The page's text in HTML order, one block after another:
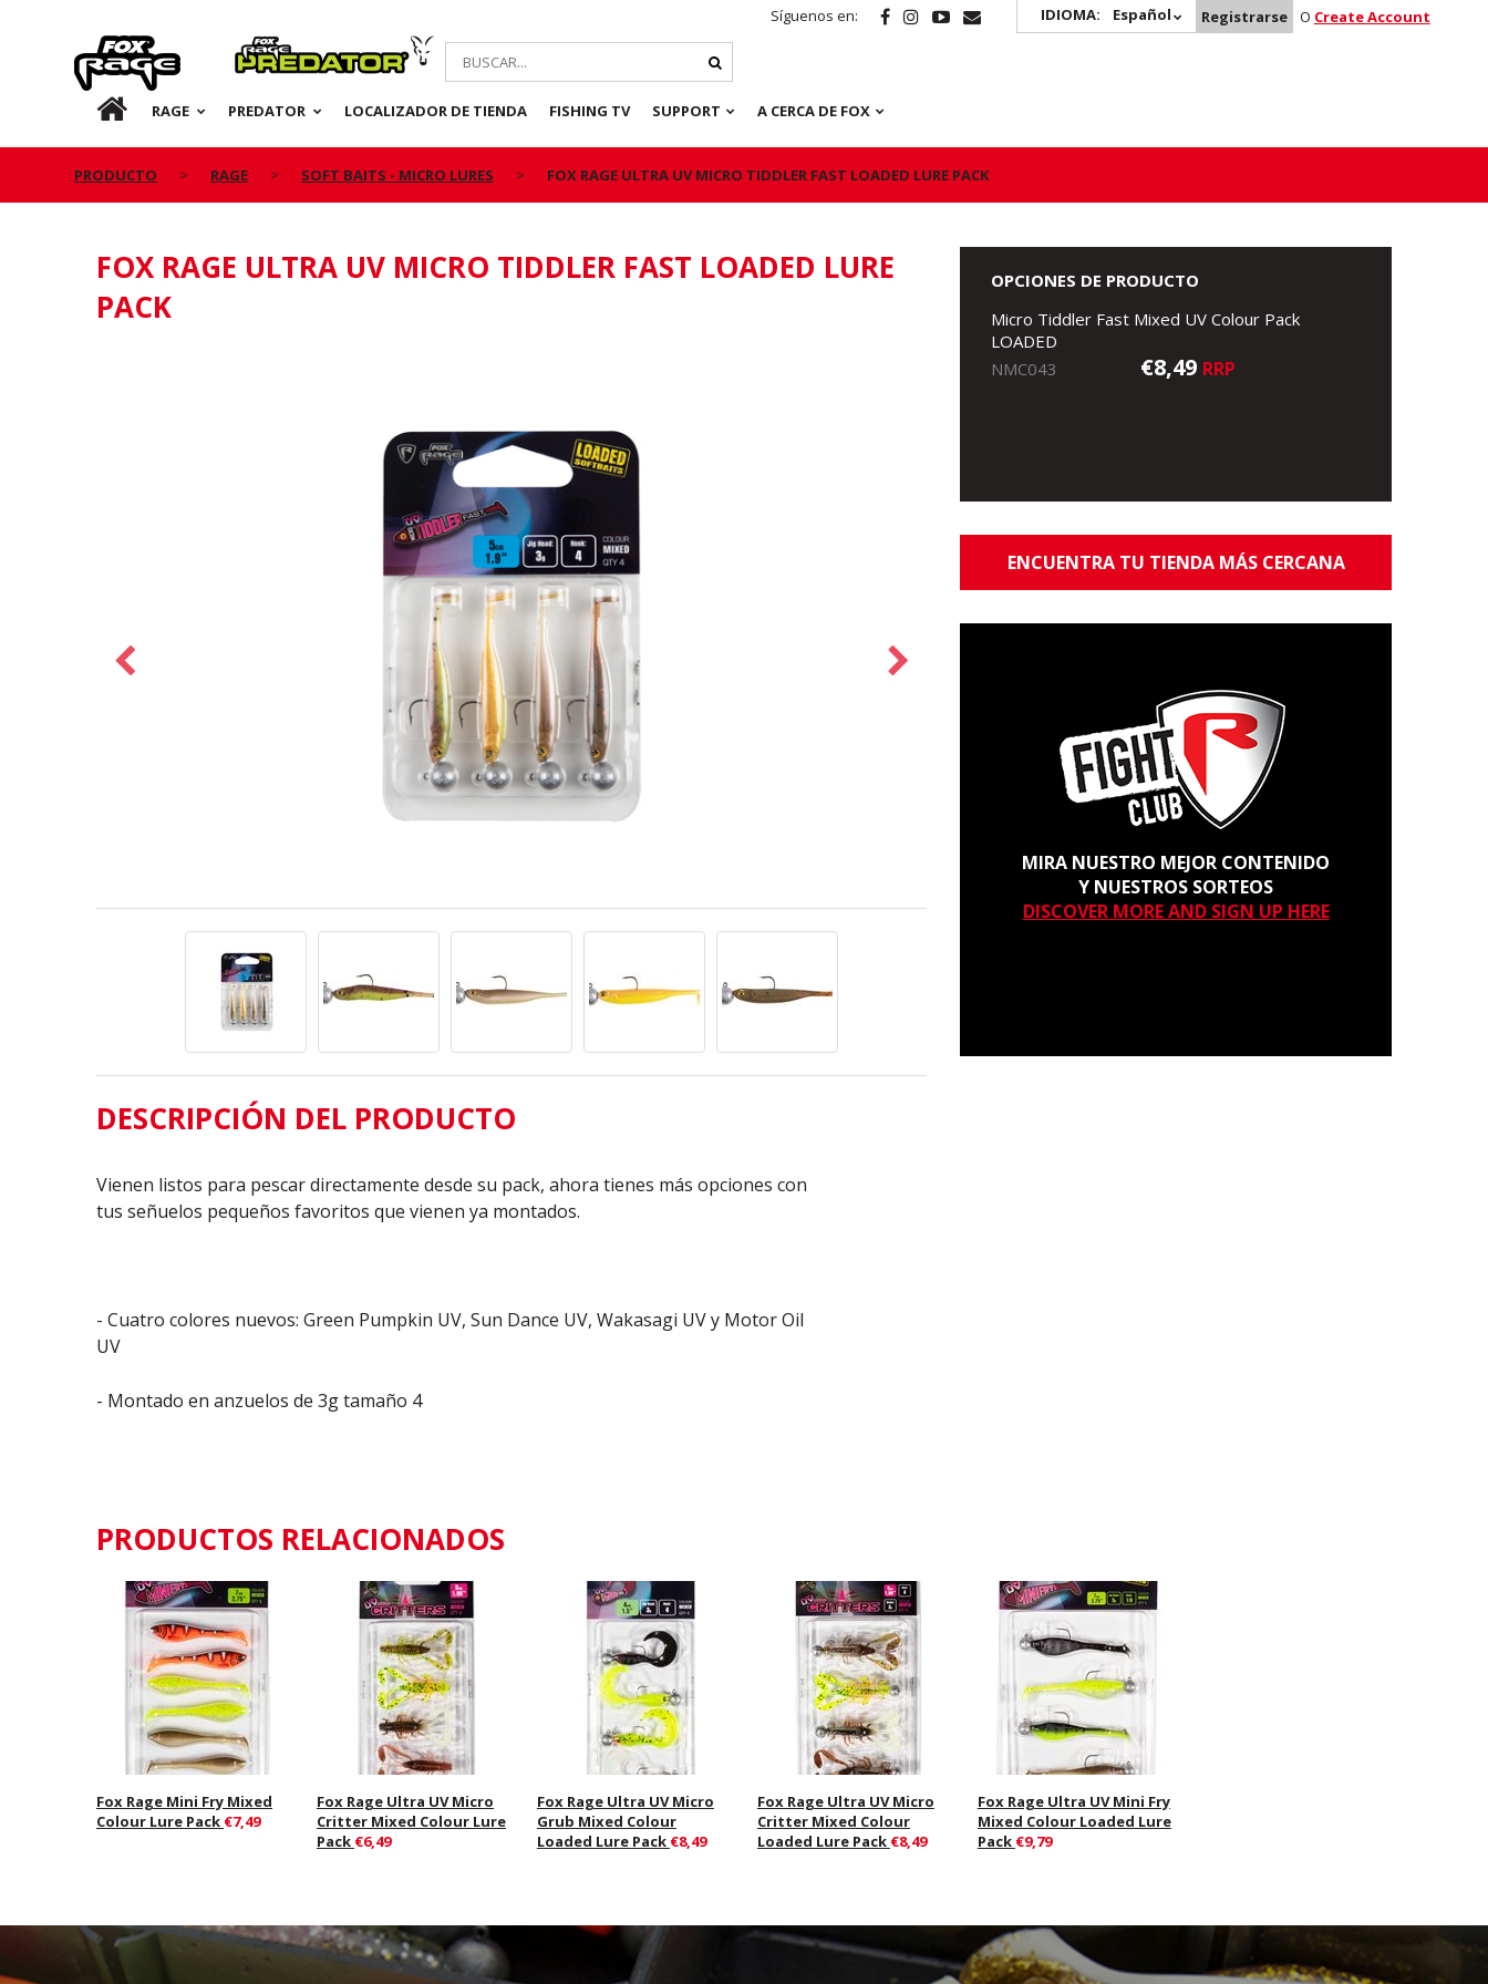
Síguenos en: IDIOMA: Español Registrarse O Create Account
Rage Predator
ES RAGE PREDATOR LOCALIZADOR DE TIENDA FISHING TV SUPPORT A CERCA DE FOX
PRODUCTO RAGE SOFT BAITS - MICRO LURES FOX RAGE ULTRA UV MICRO TIDDLER FAST LOADED LURE PACK
FOX RAGE ULTRA UV MICRO TIDDLER FAST LOADED LURE
PACK
DESCRIPCIÓN DEL PRODUCTO
Vienen listos para pescar directamente desde su pack, ahora tienes más opciones con
tus señuelos pequeños favoritos que vienen ya montados.
- Cuatro colores nuevos: Green Pumpkin UV, Sun Dance UV, Wakasagi UV y Motor Oil
UV
- Montado en anzuelos de 3g tamaño 4
OPCIONES DE PRODUCTO
Micro Tiddler Fast Mixed UV Colour Pack
LOADED
NMC043
€8,49 RRP
ENCUENTRA TU TIENDA MÁS CERCANA
MIRA NUESTRO MEJOR CONTENIDO
Y NUESTROS SORTEOS
DISCOVER MORE AND SIGN UP HERE
PRODUCTOS RELACIONADOS
Fox Rage Mini Fry Mixed
Colour Lure Pack €7,49
Fox Rage Ultra UV Micro
Critter Mixed Colour Lure
Pack €6,49
Fox Rage Ultra UV Micro
Grub Mixed Colour
Loaded Lure Pack €8,49
Fox Rage Ultra UV Micro
Critter Mixed Colour
Loaded Lure Pack €8,49
Fox Rage Ultra UV Mini Fry
Mixed Colour Loaded Lure
Pack €9,79